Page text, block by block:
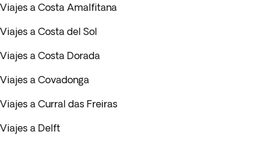
Viajes a Costa Amalfitana
Viajes a Costa del Sol
Viajes a Costa Dorada
Viajes a Covadonga
Viajes a Curral das Freiras
Viajes a Delft